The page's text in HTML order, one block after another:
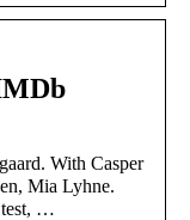
With Casper
Mia Lyhne.
test, …